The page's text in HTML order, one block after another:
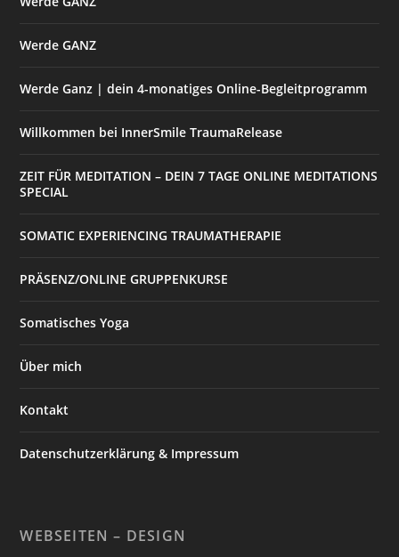
Werde GANZ
Werde Ganz | dein 4-monatiges Online-Begleitprogramm
Willkommen bei InnerSmile TraumaRelease
ZEIT FÜR MEDITATION – DEIN 7 TAGE ONLINE MEDITATIONS
SPECIAL
SOMATIC EXPERIENCING TRAUMATHERAPIE
PRÄSENZ/ONLINE GRUPPENKURSE
Somatisches Yoga
Über mich
Kontakt
Datenschutzerklärung & Impressum
WEBSEITEN – DESIGN